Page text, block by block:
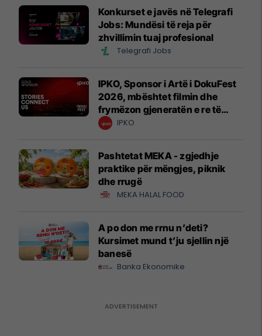
Konkurset e javës në Telegrafi
Jobs: Mundësi të reja për
zhvillimin tuaj profesional
Telegrafi Jobs
IPKO, Sponsor i Artë i DokuFest
2026, mbështet filmin dhe
frymëzon gjeneratën e re të
krijuesve
IPKO
Pashtetat MEKA - zgjedhje
praktike për mëngjes, piknik
dhe rrugë
MEKA HALAL FOOD
A po don me rrnu n’deti?
Kursimet mund t’ju sjellin një
banesë
Banka Ekonomike